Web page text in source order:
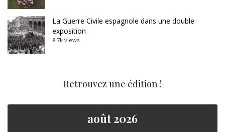
La Guerre Civile espagnole dans une double
exposition
8.7k views
Retrouvez une édition !
août 2026